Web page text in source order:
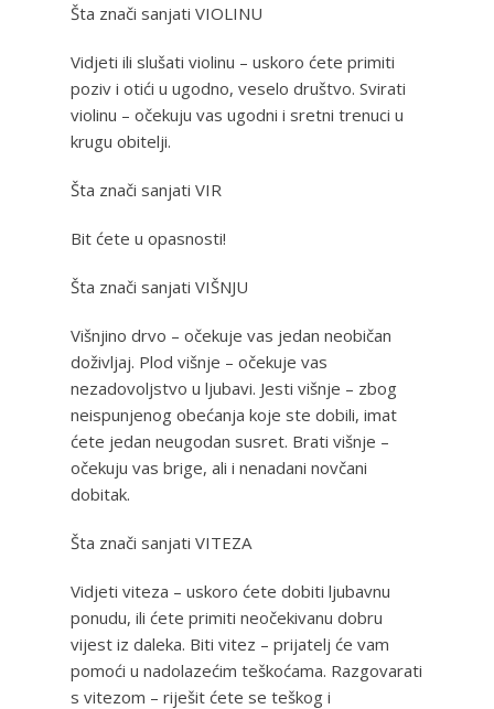
Šta znači sanjati VIOLINU
Vidjeti ili slušati violinu – uskoro ćete primiti
poziv i otići u ugodno, veselo društvo. Svirati
violinu – očekuju vas ugodni i sretni trenuci u
krugu obitelji.
Šta znači sanjati VIR
Bit ćete u opasnosti!
Šta znači sanjati VIŠNJU
Višnjino drvo – očekuje vas jedan neobičan
doživljaj. Plod višnje – očekuje vas
nezadovoljstvo u ljubavi. Jesti višnje – zbog
neispunjenog obećanja koje ste dobili, imat
ćete jedan neugodan susret. Brati višnje –
očekuju vas brige, ali i nenadani novčani
dobitak.
Šta znači sanjati VITEZA
Vidjeti viteza – uskoro ćete dobiti ljubavnu
ponudu, ili ćete primiti neočekivanu dobru
vijest iz daleka. Biti vitez – prijatelj će vam
pomoći u nadolazećim teškoćama. Razgovarati
s vitezom – riješit ćete se teškog i